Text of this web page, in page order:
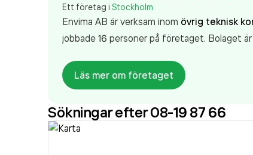
Ett företag i Stockholm
Envima AB är verksam inom övrig teknisk
jobbade 16 personer på företaget. Bolaget
Läs mer om företaget
Sökningar efter 08-19 87 66